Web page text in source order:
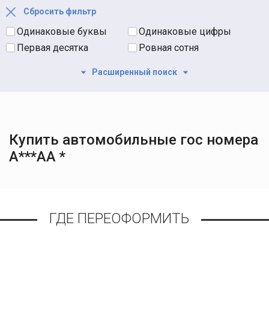
Сбросить фильтр
Одинаковые буквы
Одинаковые цифры
Первая десятка
Ровная сотня
Расширенный поиск
Купить автомобильные гос номера
А***АА *
ГДЕ ПЕРЕОФОРМИТЬ